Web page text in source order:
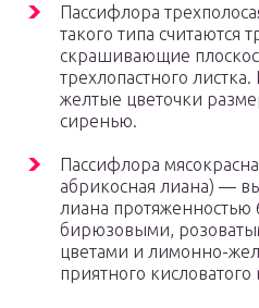
Пассифлора
такого типа считаются
скрашивающие
трехлопастного
желтые цветочки
сиренью.
Пассифлора
абрикосная лиана) —
лиана протяженностью
бирюзовыми,
цветами и лимонно-
приятного кисловатого